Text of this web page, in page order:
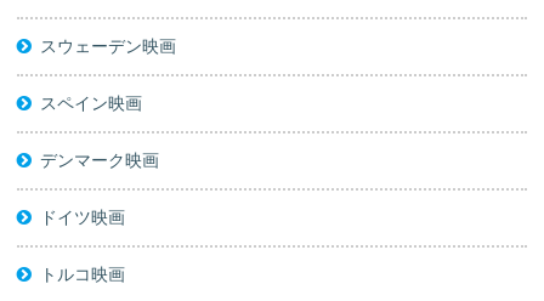
スウェーデン映画
スペイン映画
デンマーク映画
ドイツ映画
トルコ映画